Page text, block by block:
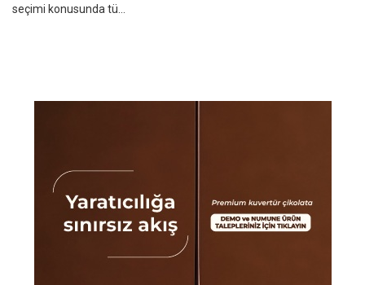
seçimi konusunda tü...